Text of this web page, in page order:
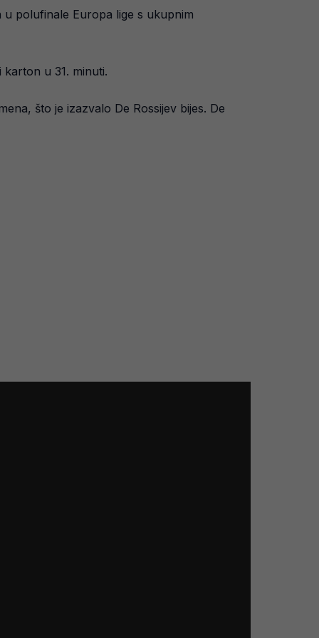
u polufinale Europa lige s ukupnim
u 31. minuti.
što je izazvalo De Rossijev bijes. De